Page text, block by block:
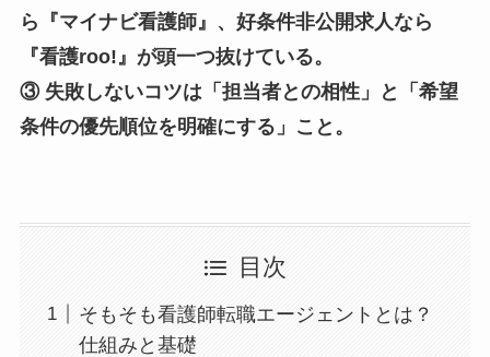
ら『マイナビ看護師』、好条件非公開求人なら
『看護roo!』が頭一つ抜けている。
③ 失敗しないコツは「担当者との相性」と「希望
条件の優先順位を明確にする」こと。
目次
そもそも看護師転職エージェントとは？
仕組みと基礎